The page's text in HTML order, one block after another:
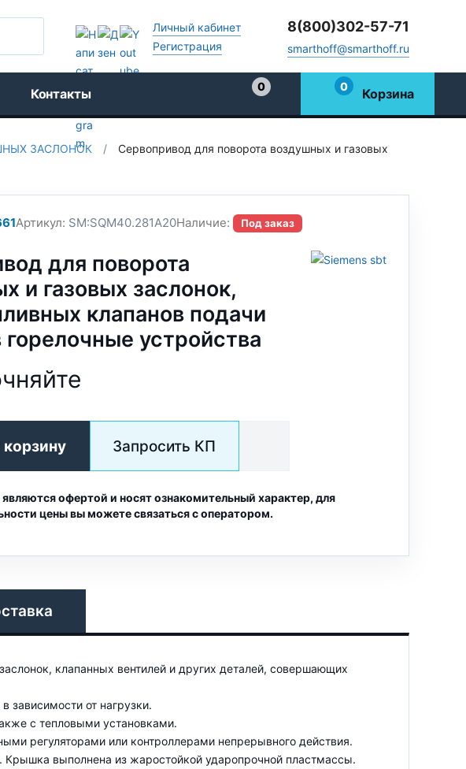
Личный кабинет
Регистрация
8(800)302-57-71
smarthoff@smarthoff.ru
Контакты
0
0 Корзина
ЗАСЛОНОК /
Сервопривод для поворота воздушных и газовых
Артикул: SM:SQM40.281A20Наличие: Под заказ
для поворота
и газовых заслонок,
клапанов подачи
горелочные устройства
корзину Запросить КП
офертой и носят ознакомительный характер, для
цены вы можете связаться с оператором.
клапанных вентилей и других деталей, совершающих
зависимости от нагрузки.
с тепловыми установками.
регуляторами или контроллерами непрерывного действия.
Крышка выполнена из жаростойкой ударопрочной пластмассы.